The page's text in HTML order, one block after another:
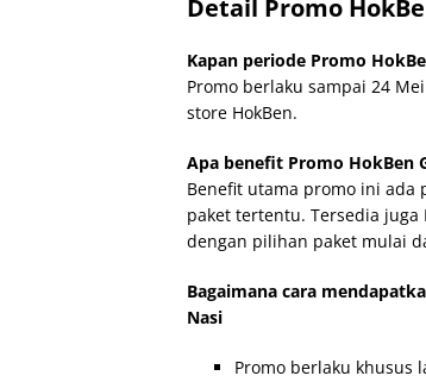
Detail Promo
Kapan periode Promo
Promo berlaku sampai 24
store HokBen.
Apa benefit Promo HokBen
Benefit utama promo ini ada
paket tertentu. Tersedia juga
dengan pilihan paket mulai
Bagaimana cara
Nasi
Promo berlaku khusus